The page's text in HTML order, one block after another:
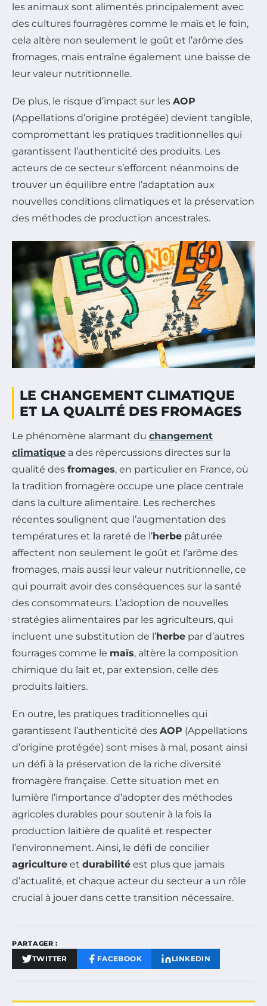
les animaux sont alimentés principalement avec
des cultures fourragères comme le maïs et le foin,
cela altère non seulement le goût et l’arôme des
fromages, mais entraîne également une baisse de
leur valeur nutritionnelle.
De plus, le risque d’impact sur les AOP
(Appellations d’origine protégée) devient tangible,
compromettant les pratiques traditionnelles qui
garantissent l’authenticité des produits. Les
acteurs de ce secteur s’efforcent néanmoins de
trouver un équilibre entre l’adaptation aux
nouvelles conditions climatiques et la préservation
des méthodes de production ancestrales.
LE CHANGEMENT CLIMATIQUE
ET LA QUALITÉ DES FROMAGES
Le phénomène alarmant du changement
climatique a des répercussions directes sur la
qualité des fromages, en particulier en France, où
la tradition fromagère occupe une place centrale
dans la culture alimentaire. Les recherches
récentes soulignent que l’augmentation des
températures et la rareté de l’herbe pâturée
affectent non seulement le goût et l’arôme des
fromages, mais aussi leur valeur nutritionnelle, ce
qui pourrait avoir des conséquences sur la santé
des consommateurs. L’adoption de nouvelles
stratégies alimentaires par les agriculteurs, qui
incluent une substitution de l’herbe par d’autres
fourrages comme le maïs, altère la composition
chimique du lait et, par extension, celle des
produits laitiers.
En outre, les pratiques traditionnelles qui
garantissent l’authenticité des AOP (Appellations
d’origine protégée) sont mises à mal, posant ainsi
un défi à la préservation de la riche diversité
fromagère française. Cette situation met en
lumière l’importance d’adopter des méthodes
agricoles durables pour soutenir à la fois la
production laitière de qualité et respecter
l’environnement. Ainsi, le défi de concilier
agriculture et durabilité est plus que jamais
d’actualité, et chaque acteur du secteur a un rôle
crucial à jouer dans cette transition nécessaire.
PARTAGER :
TWITTER FACEBOOK LINKEDIN